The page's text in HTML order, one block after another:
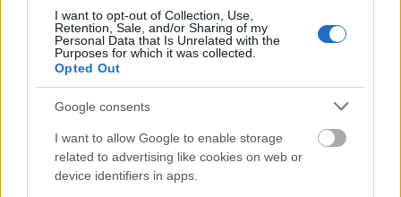
I want to opt-out of Collection, Use,
Retention, Sale, and/or Sharing of my
Personal Data that Is Unrelated with the
Purposes for which it was collected.
Opted Out
Google consents
I want to allow Google to enable storage
related to advertising like cookies on web or
device identifiers in apps.
kulcsfontosságú ágazati
tevékenységgel. Nemzetközi
szinten
pedig a kialakult helyzetért
viselt eltérő felelősségek kérdése
is alapvető fontosságú volt és
maradt arra nézve, hogy az egyes
országok, országcsoportok
milyenmódon és mértékben készek